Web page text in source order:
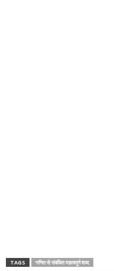
TAGS गणित से संबंधित महत्वपूर्ण शब्द